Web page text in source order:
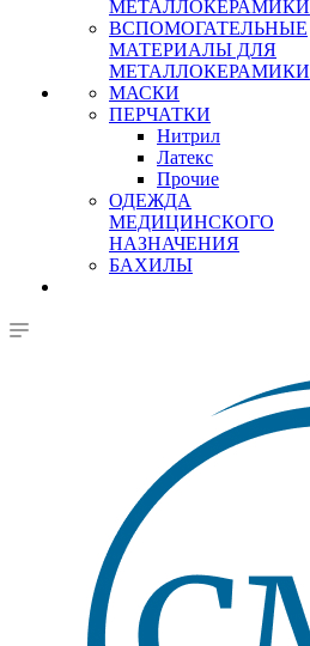
МЕТАЛЛОКЕРАМИКИ
ВСПОМОГАТЕЛЬНЫЕ
МАТЕРИАЛЫ ДЛЯ
МЕТАЛЛОКЕРАМИКИ
МАСКИ
ПЕРЧАТКИ
Нитрил
Латекс
Прочие
ОДЕЖДА
МЕДИЦИНСКОГО
НАЗНАЧЕНИЯ
БАХИЛЫ